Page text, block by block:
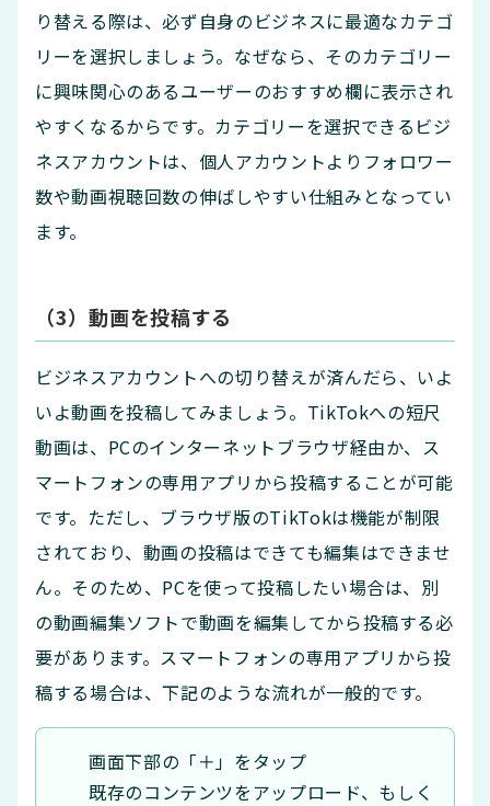
り替える際は、必ず自身のビジネスに最適なカテゴ
リーを選択しましょう。なぜなら、そのカテゴリー
に興味関心のあるユーザーのおすすめ欄に表示され
やすくなるからです。カテゴリーを選択できるビジ
ネスアカウントは、個人アカウントよりフォロワー
数や動画視聴回数の伸ばしやすい仕組みとなってい
ます。
（3）動画を投稿する
ビジネスアカウントへの切り替えが済んだら、いよ
いよ動画を投稿してみましょう。TikTokへの短尺
動画は、PCのインターネットブラウザ経由か、ス
マートフォンの専用アプリから投稿することが可能
です。ただし、ブラウザ版のTikTokは機能が制限
されており、動画の投稿はできても編集はできませ
ん。そのため、PCを使って投稿したい場合は、別
の動画編集ソフトで動画を編集してから投稿する必
要があります。スマートフォンの専用アプリから投
稿する場合は、下記のような流れが一般的です。
画面下部の「＋」をタップ
既存のコンテンツをアップロード、もしく